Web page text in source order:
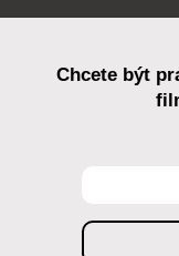
Chcete být